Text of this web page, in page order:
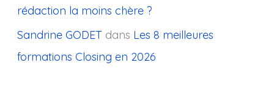
rédaction la moins chère ?
Sandrine GODETdans Les 8 meilleures
formations Closing en 2026